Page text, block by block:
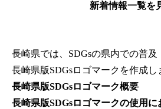
新着情報一覧を
長崎県では、SDGsの県内での普及
長崎県版SDGsロゴマークを作成し
長崎県版SDGsロゴマーク概要
長崎県版SDGsロゴマークの使用に